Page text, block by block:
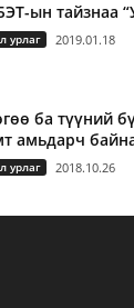
ын тайзнаа
урлаг 2019.01.18
ба түүний
амьдарч
урлаг 2018.10.26